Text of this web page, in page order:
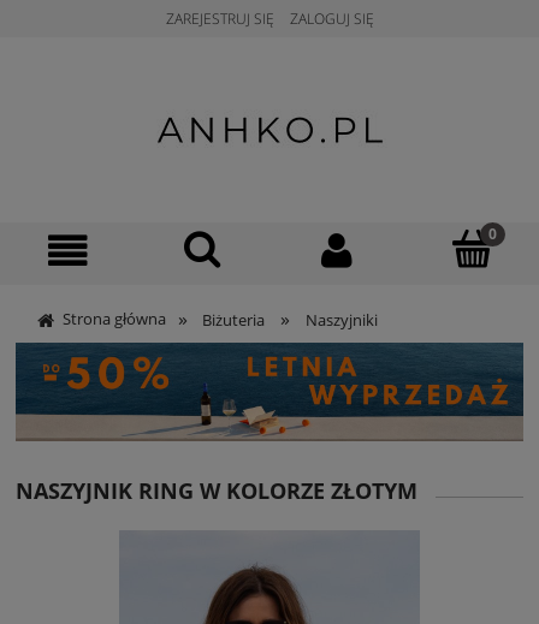
ZAREJESTRUJ SIĘ ZALOGUJ SIĘ
Strona główna » Biżuteria » Naszyjniki
NASZYJNIK RING W KOLORZE ZŁOTYM